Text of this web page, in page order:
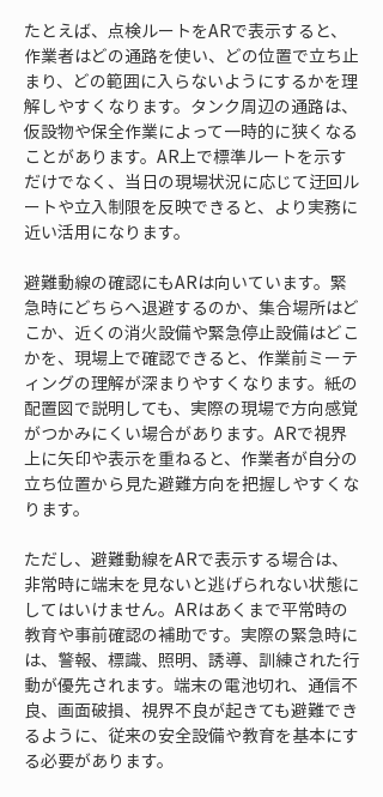
たとえば、点検ルートをARで表示すると、
作業者はどの通路を使い、どの位置で立ち止
まり、どの範囲に入らないようにするかを理
解しやすくなります。タンク周辺の通路は、
仮設物や保全作業によって一時的に狭くなる
ことがあります。AR上で標準ルートを示す
だけでなく、当日の現場状況に応じて迂回ル
ートや立入制限を反映できると、より実務に
近い活用になります。
避難動線の確認にもARは向いています。緊
急時にどちらへ退避するのか、集合場所はど
こか、近くの消火設備や緊急停止設備はどこ
かを、現場上で確認できると、作業前ミーテ
ィングの理解が深まりやすくなります。紙の
配置図で説明しても、実際の現場で方向感覚
がつかみにくい場合があります。ARで視界
上に矢印や表示を重ねると、作業者が自分の
立ち位置から見た避難方向を把握しやすくな
ります。
ただし、避難動線をARで表示する場合は、
非常時に端末を見ないと逃げられない状態に
してはいけません。ARはあくまで平常時の
教育や事前確認の補助です。実際の緊急時に
は、警報、標識、照明、誘導、訓練された行
動が優先されます。端末の電池切れ、通信不
良、画面破損、視界不良が起きても避難でき
るように、従来の安全設備や教育を基本にす
る必要があります。